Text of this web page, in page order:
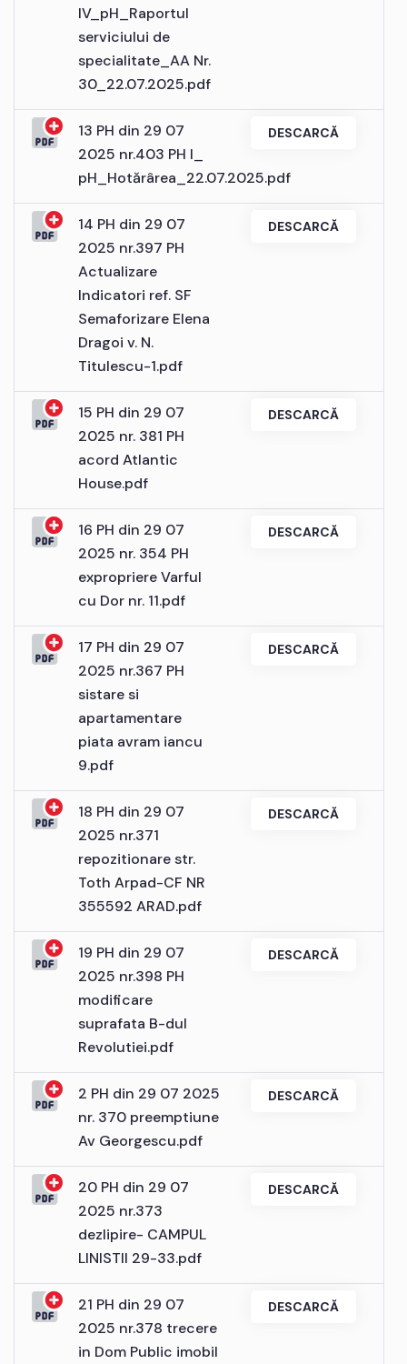
IV_pH_Raportul
serviciului de
specialitate_AA Nr.
30_22.07.2025.pdf
13 PH din 29 07
2025 nr.403 PH I_
pH_Hotărârea_22.07.2025.pdf
DESCARCĂ
14 PH din 29 07
2025 nr.397 PH
Actualizare
Indicatori ref. SF
Semaforizare Elena
Dragoi v. N.
Titulescu-1.pdf
DESCARCĂ
15 PH din 29 07
2025 nr. 381 PH
acord Atlantic
House.pdf
DESCARCĂ
16 PH din 29 07
2025 nr. 354 PH
expropriere Varful
cu Dor nr. 11.pdf
DESCARCĂ
17 PH din 29 07
2025 nr.367 PH
sistare si
apartamentare
piata avram iancu
9.pdf
DESCARCĂ
18 PH din 29 07
2025 nr.371
repozitionare str.
Toth Arpad-CF NR
355592 ARAD.pdf
DESCARCĂ
19 PH din 29 07
2025 nr.398 PH
modificare
suprafata B-dul
Revolutiei.pdf
DESCARCĂ
2 PH din 29 07 2025
nr. 370 preemptiune
Av Georgescu.pdf
DESCARCĂ
20 PH din 29 07
2025 nr.373
dezlipire- CAMPUL
LINISTII 29-33.pdf
DESCARCĂ
21 PH din 29 07
2025 nr.378 trecere
in Dom Public imobil
DESCARCĂ